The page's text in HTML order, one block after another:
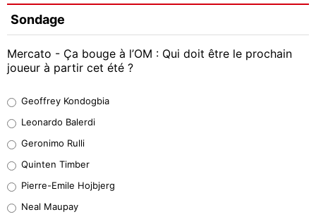
Sondage
Mercato - Ça bouge à l’OM : Qui doit être le prochain
joueur à partir cet été ?
38%
32%
5%
Geoffrey Kondogbia
Leonardo Balerdi
Geronimo Rulli
Quinten Timber
Pierre-Emile Hojbjerg
Neal Maupay